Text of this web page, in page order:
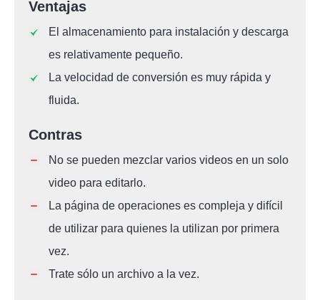
Ventajas
El almacenamiento para instalación y descarga
es relativamente pequeño.
La velocidad de conversión es muy rápida y
fluida.
Contras
No se pueden mezclar varios videos en un solo
video para editarlo.
La página de operaciones es compleja y difícil
de utilizar para quienes la utilizan por primera
vez.
Trate sólo un archivo a la vez.